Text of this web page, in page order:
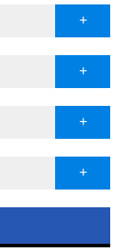
+
+
+
+